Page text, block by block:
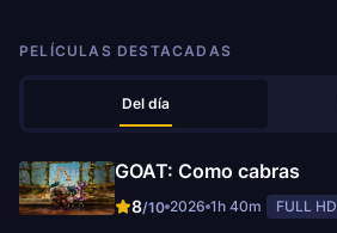
PELÍCULAS DESTACADAS
Del día
GOAT: Como cabras
8/10 2026 1h 40m FULL HD